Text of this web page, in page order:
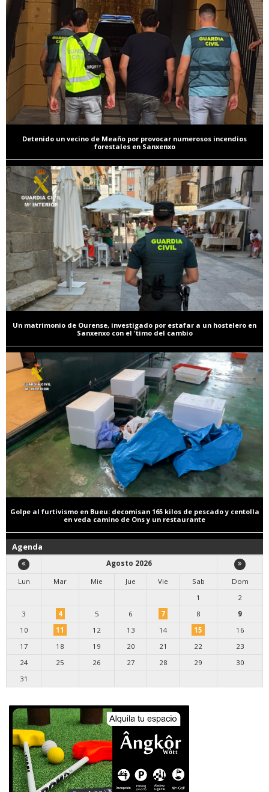
Detenido un vecino de Meaño por provocar numerosos incendios
forestales en Sanxenxo
Un matrimonio de Ourense, investigado por estafar a un hostelero en
Sanxenxo con el 'timo del cambio
Golpe al furtivismo en Bueu: decomisan 165 kilos de pescado y centolla
en veda camino de Ons y un restaurante
Agenda
Agosto 2026
Lun
Mar Mie Jue Vie Sab
Dom
1
2
3
4 5 6 7 8
9
10
11 12 13 14 15
16
17
18 19 20 21 22
23
24
25 26 27 28 29
30
31